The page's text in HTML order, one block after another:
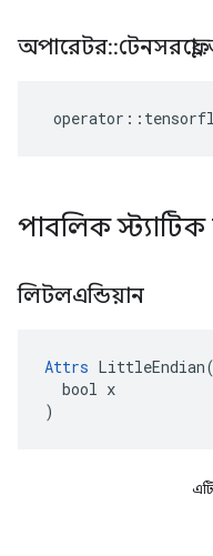
অপারেটর::টেনসরফ্লো::
operator ::
পাবলিক
লিটলএন্ডিয়ান
Attrs LittleEndian(
  bool x
)